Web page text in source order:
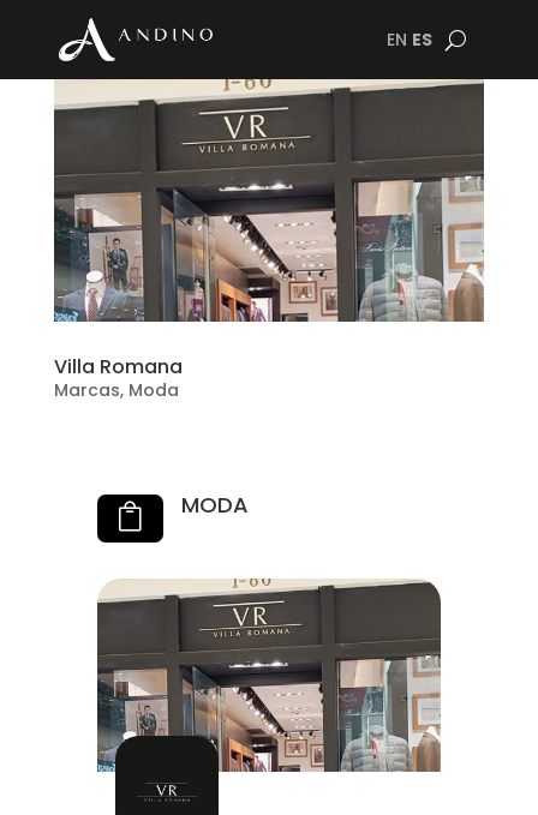
EN ES
Villa Romana
Marcas, Moda
 MODA